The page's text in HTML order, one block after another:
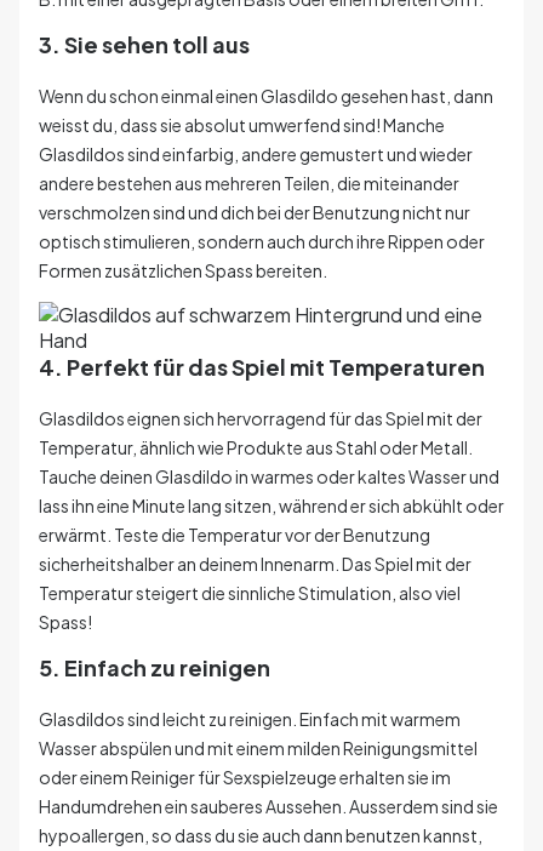
3. Sie sehen toll aus
Wenn du schon einmal einen Glasdildo gesehen hast, dann
weisst du, dass sie absolut umwerfend sind! Manche
Glasdildos sind einfarbig, andere gemustert und wieder
andere bestehen aus mehreren Teilen, die miteinander
verschmolzen sind und dich bei der Benutzung nicht nur
optisch stimulieren, sondern auch durch ihre Rippen oder
Formen zusätzlichen Spass bereiten.
4. Perfekt für das Spiel mit Temperaturen
Glasdildos eignen sich hervorragend für das Spiel mit der
Temperatur, ähnlich wie Produkte aus Stahl oder Metall.
Tauche deinen Glasdildo in warmes oder kaltes Wasser und
lass ihn eine Minute lang sitzen, während er sich abkühlt oder
erwärmt. Teste die Temperatur vor der Benutzung
sicherheitshalber an deinem Innenarm. Das Spiel mit der
Temperatur steigert die sinnliche Stimulation, also viel
Spass!
5. Einfach zu reinigen
Glasdildos sind leicht zu reinigen. Einfach mit warmem
Wasser abspülen und mit einem milden Reinigungsmittel
oder einem Reiniger für Sexspielzeuge erhalten sie im
Handumdrehen ein sauberes Aussehen. Ausserdem sind sie
hypoallergen, so dass du sie auch dann benutzen kannst,